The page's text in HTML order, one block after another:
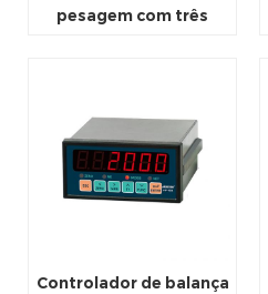
pesagem com três
Controlador de balança